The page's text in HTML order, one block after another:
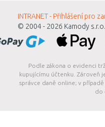
INTRANET - Přihlášení pro
© 2004 - 2026 Kamody s.r.o.
Podle zákona o evidenci
kupujícímu účtenku. Zároveň
správce daně online; v
do